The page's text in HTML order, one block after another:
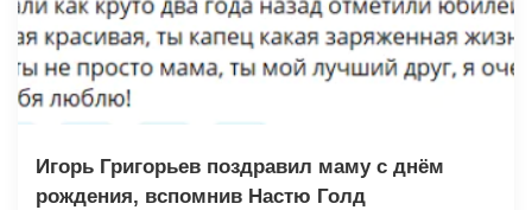
Игорь Григорьев поздравил маму с днём
рождения, вспомнив Настю Голд